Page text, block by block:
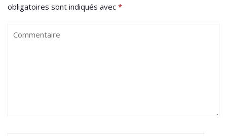
obligatoires sont indiqués avec *